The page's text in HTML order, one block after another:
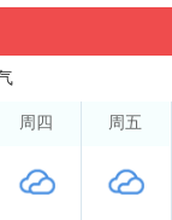
周四 周五